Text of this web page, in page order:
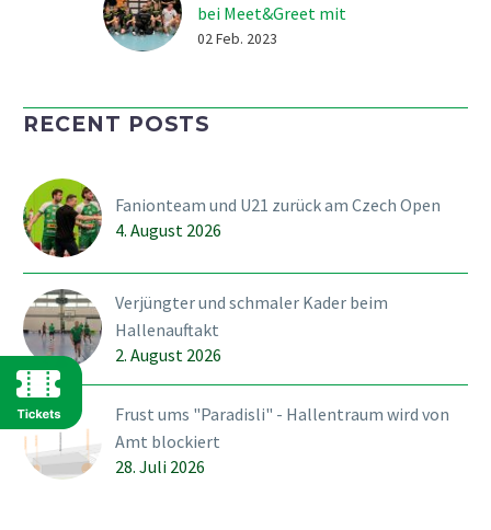
bei Meet&Greet mit
LUPL-Team
konnten am 1. Februar
Grossmatthalle in
Kirchberg aktiv mit dabei
02 Feb. 2023
RECENT POSTS
Fanionteam und U21 zurück am Czech Open
4. August 2026
Verjüngter und schmaler Kader beim
Hallenauftakt
2. August 2026
Frust ums "Paradisli" - Hallentraum wird von
Amt blockiert
28. Juli 2026